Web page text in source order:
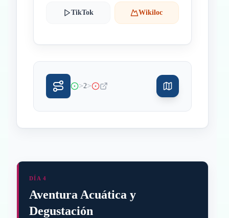
TikTok Wikiloc
>2>
DÍA 4
Aventura Acuática y
Degustación